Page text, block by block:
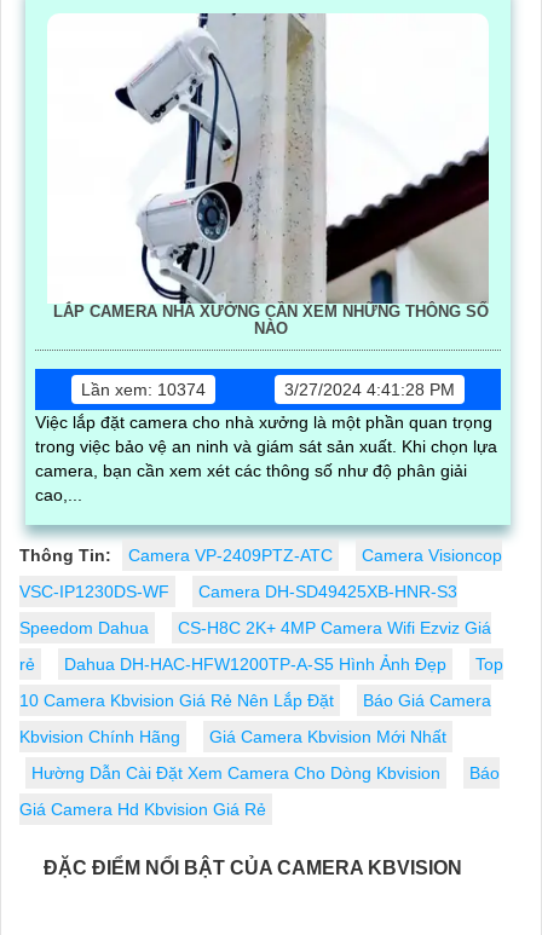
LẮP CAMERA NHÀ XƯỞNG CẦN XEM NHỮNG THÔNG SỐ
NÀO
Lần xem: 10374
3/27/2024 4:41:28 PM
Việc lắp đặt camera cho nhà xưởng là một phần quan trọng
trong việc bảo vệ an ninh và giám sát sản xuất. Khi chọn lựa
camera, bạn cần xem xét các thông số như độ phân giải
cao,...
Thông Tin: Camera VP-2409PTZ-ATC
Camera Visioncop
VSC-IP1230DS-WF
Camera DH-SD49425XB-HNR-S3
Speedom Dahua
CS-H8C 2K+ 4MP Camera Wifi Ezviz Giá
rẻ
Dahua DH-HAC-HFW1200TP-A-S5 Hình Ảnh Đẹp
Top
10 Camera Kbvision Giá Rẻ Nên Lắp Đặt
Báo Giá Camera
Kbvision Chính Hãng
Giá Camera Kbvision Mới Nhất
Hường Dẫn Cài Đặt Xem Camera Cho Dòng Kbvision
Báo
Giá Camera Hd Kbvision Giá Rẻ
ĐẶC ĐIỂM NỔI BẬT CỦA CAMERA KBVISION